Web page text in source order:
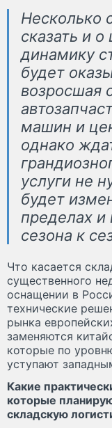
Несколько
сказать и
динамику
будет
возросшая
машин и
однако
услуги не
будет
пределах и
сезона к
Что касается
существенного
оснащении в
технические
рынка
заменяются
которые по
уступают
Какие
которые
складскую